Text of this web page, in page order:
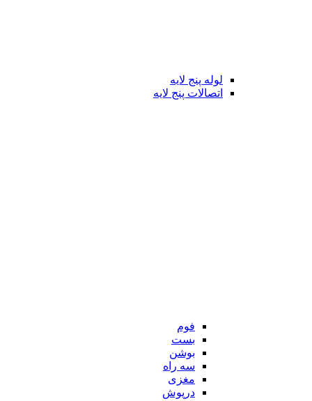
لوله پنج لایه
اتصالات پنج لایه
فوم
بست
بوشن
سه راه
مغزی
درپوش